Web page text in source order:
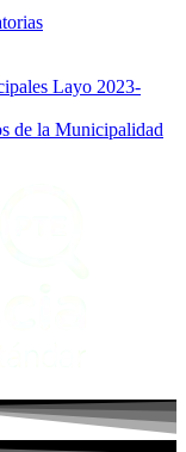
Layo 2023-
de la Municipalidad